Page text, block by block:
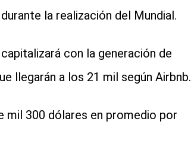
la realización del Mundial.
con la generación de
llegarán a los 21 mil según Airbnb.
mil 300 dólares en promedio por